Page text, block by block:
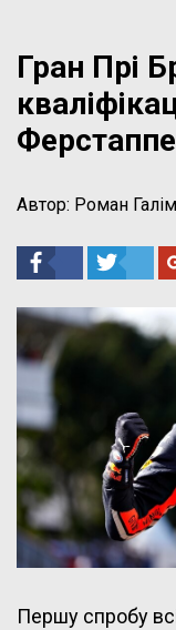
Гран Прі
Автор: Роман
Першу спробу